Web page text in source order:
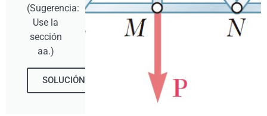
(Sugerencia:
Use la
sección
aa.)
SOLUCIÓN